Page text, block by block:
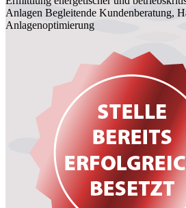
Anlagen Begleitende Kundenberatung,
Anlagenoptimierung